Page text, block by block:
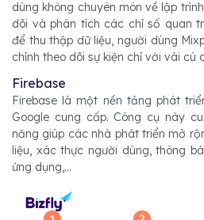
dùng không chuyên môn về lập
dõi và phân tích các chỉ số quan
để thu thập dữ liệu, người dùng
chỉnh theo dõi sự kiện chỉ với vài cú
Firebase
Firebase là một nền tảng phát
Google cung cấp. Công cụ này
năng giúp các nhà phát triển mở
liệu, xác thực người dùng, thông
ứng dụng,...